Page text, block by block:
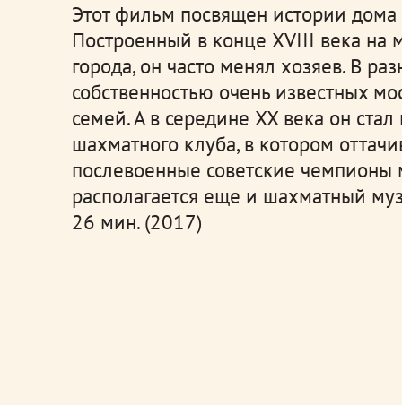
Этот фильм посвящен истории
Построенный в конце XVIII века на
города, он часто менял хозяев. В
собственностью очень известных
семей. А в середине XX века он
шахматного клуба, в котором
послевоенные советские
располагается еще и шахматный
26 мин. (2017)